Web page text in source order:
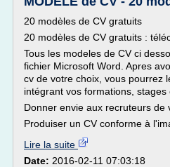
20 modèles de CV gratuits
20 modèles de CV gratuits :
Tous les modeles de CV ci
fichier Microsoft Word. Apres
cv de votre choix, vous pourrez
intégrant vos formations, stages
Donner envie aux recruteurs de
Produiser un CV conforme à
Lire la suite
Date: 2016-02-11 07:03:18